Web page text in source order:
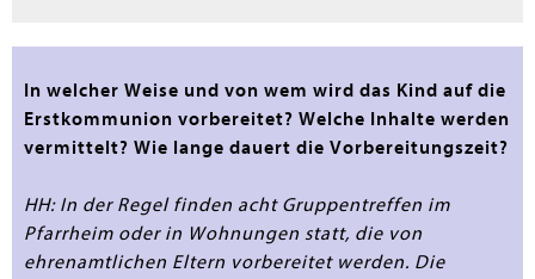
In welcher Weise und von wem wird das Kind auf die
Erstkommunion vorbereitet? Welche Inhalte werden
vermittelt? Wie lange dauert die Vorbereitungszeit?
HH: In der Regel finden acht Gruppentreffen im
Pfarrheim oder in Wohnungen statt, die von
ehrenamtlichen Eltern vorbereitet werden. Die